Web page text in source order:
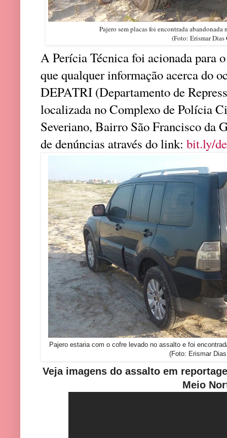
Pajero sem placas foi encontrada
(Foto: Erismar
A Perícia Técnica foi acionada para
que qualquer informação acerca do
DEPATRI (Departamento de
localizada no Complexo de Polícia
Severiano, Bairro São Francisco da
de denúncias através do link: bit.ly/
Pajero estaria com o cofre levado no assalto e foi
(Foto: Erismar
Veja imagens do assalto em
Meio